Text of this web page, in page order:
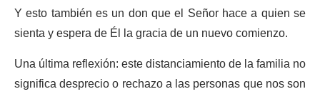
Y esto también es un don que el Señor hace a quien se
sienta y espera de Él la gracia de un nuevo comienzo.
Una última reflexión: este distanciamiento de la familia no
significa desprecio o rechazo a las personas que nos son